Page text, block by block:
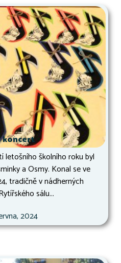
letošního školního roku byl
a Osmy. Konal se ve
tradičně v nádherných
sálu...
2024